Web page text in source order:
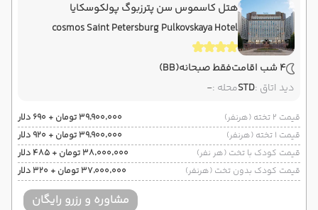
هتل کاسموس سن پترزبوگ پولکوسکایا
cosmos Saint Petersburg Pulkovskaya Hotel
4 شب اقامت فقط صبحانه(BB)
دید اتاق :STDمحله :-
قیمت 2 تخته (هرنفر)
۳۹٬۹۰۰٬۰۰۰ تومان + ۶۹۰ دلار
قیمت 1 تخته (هرنفر)
۳۹٬۹۰۰٬۰۰۰ تومان + ۹۲۰ دلار
قیمت کودک با تخت (هر نفر)
۳۸٬۰۰۰٬۰۰۰ تومان + ۴۸۵ دلار
قیمت کودک بدون تخت (هرنفر)
۳۷٬۰۰۰٬۰۰۰ تومان + ۳۲۰ دلار
مشاوره و رزرو رایگان